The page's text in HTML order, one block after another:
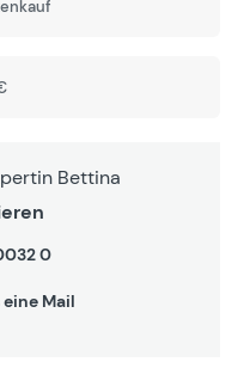
Bettina
0
Mail